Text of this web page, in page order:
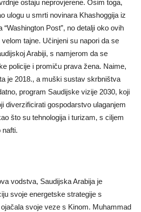
ostaju neprovjerene. Osim toga,
ulogu u smrti novinara Khashoggija iz
Post”, no detalji oko ovih
tajne. Učinjeni su napori da se
Arabiji, s namjerom da se
policije i promiču prava žena. Naime,
je 2018., a muški sustav skrbništva
program Saudijske vizije 2030, koji
diverzificirati gospodarstvo ulaganjem
što su tehnologija i turizam, s ciljem
nafti.
vodstva, Saudijska Arabija je
svoje energetske strategije s
svoje veze s Kinom. Muhammad